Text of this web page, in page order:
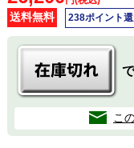
送料無料 238ポイント
こ